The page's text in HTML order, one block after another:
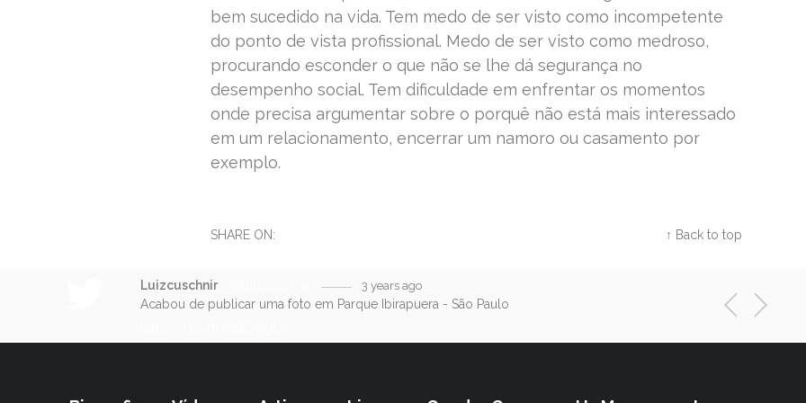
bem sucedido na vida. Tem medo de ser visto como incompetente
do ponto de vista profissional. Medo de ser visto como medroso,
procurando esconder o que não se lhe dá segurança no
desempenho social. Tem dificuldade em enfrentar os momentos
onde precisa argumentar sobre o porquê não está mais interessado
em um relacionamento, encerrar um namoro ou casamento por
exemplo.
SHARE ON: ↑ Back to top
Luizcuschnir 3 years ago
Acabou de publicar uma foto em Parque Ibirapuera - São Paulo
P
e
v N
e
x
t